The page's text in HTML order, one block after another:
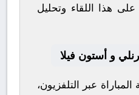
على هذا اللقاء وتحليل
و أستون فيلا
عبر التلفزيون،